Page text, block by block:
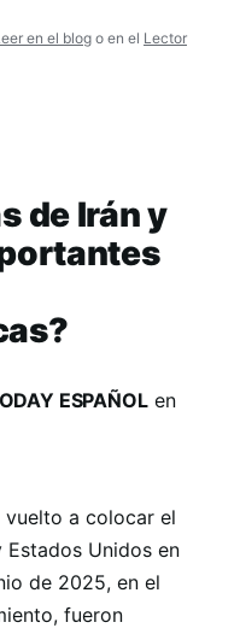
en el blogo en el Lector
de Irán y
ESPAÑOLen
vuelto a colocar el
Unidos en
de 2025, en el
fueron